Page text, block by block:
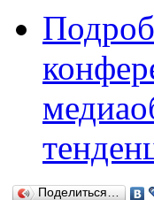
Поделиться…